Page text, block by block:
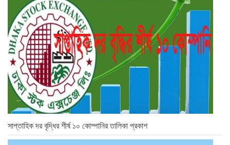
সাপ্তাহিক দর বৃদ্ধির শীর্ষ ১০ কোম্পানির তালিকা প্রকাশ